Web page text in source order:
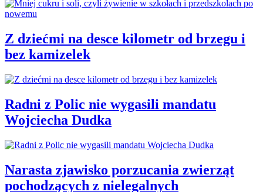
Z dziećmi na desce kilometr od brzegu i
bez kamizelek
Radni z Polic nie wygasili mandatu
Wojciecha Dudka
Narasta zjawisko porzucania zwierząt
pochodzących z nielegalnych